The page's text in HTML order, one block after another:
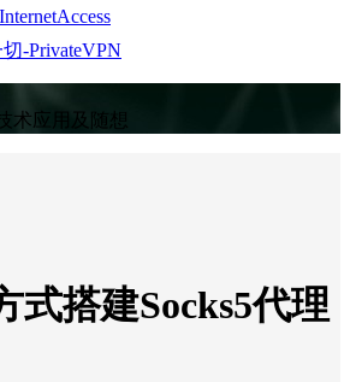
-PrivateVPN
术应用及随想
式搭建Socks5代理